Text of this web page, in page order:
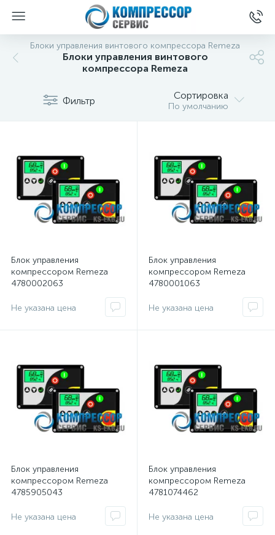
Блоки управления винтового компрессора Remeza
Блоки управления винтового
компрессора Remeza
Фильтр Сортировка
По умолчанию
Блок управления
компрессором Remeza
4780002063
Не указана цена
Блок управления
компрессором Remeza
4780001063
Не указана цена
Блок управления
компрессором Remeza
4785905043
Не указана цена
Блок управления
компрессором Remeza
4781074462
Не указана цена